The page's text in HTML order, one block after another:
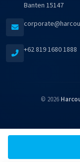
Banten 15147
+62 819 1680 1888
© 2026